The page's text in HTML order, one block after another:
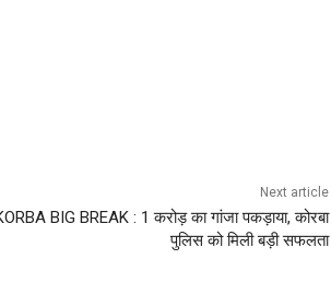
Next article
BIG BREAK : 1 करोड़ का गांजा पकड़ाया, कोरबा
पुलिस को मिली बड़ी सफलता